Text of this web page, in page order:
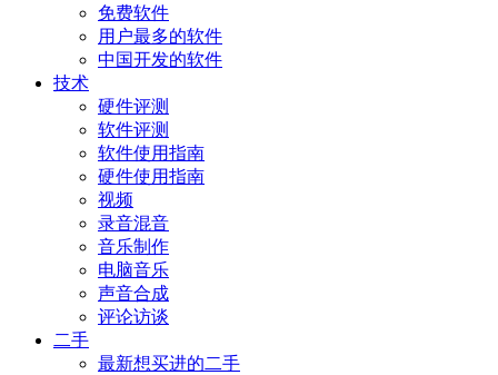
免费软件
用户最多的软件
中国开发的软件
技术
硬件评测
软件评测
软件使用指南
硬件使用指南
视频
录音混音
音乐制作
电脑音乐
声音合成
评论访谈
二手
最新想买进的二手